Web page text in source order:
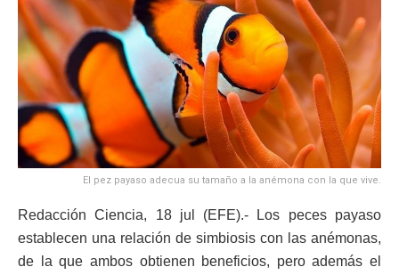
El pez payaso adecua su tamaño a la anémona con la que vive.
Redacción Ciencia, 18 jul (EFE).- Los peces payaso
establecen una relación de simbiosis con las anémonas,
de la que ambos obtienen beneficios, pero además el